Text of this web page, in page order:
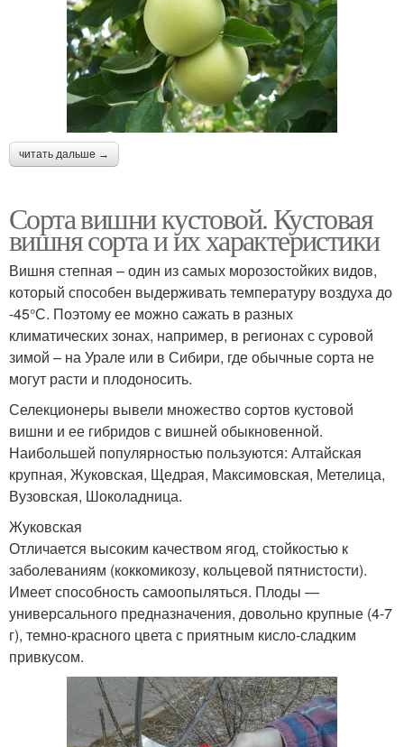
читать дальше →
Сорта вишни кустовой. Кустовая
вишня сорта и их характеристики
Вишня степная – один из самых морозостойких видов,
который способен выдерживать температуру воздуха до
-45°С. Поэтому ее можно сажать в разных
климатических зонах, например, в регионах с суровой
зимой – на Урале или в Сибири, где обычные сорта не
могут расти и плодоносить.
Селекционеры вывели множество сортов кустовой
вишни и ее гибридов с вишней обыкновенной.
Наибольшей популярностью пользуются: Алтайская
крупная, Жуковская, Щедрая, Максимовская, Метелица,
Вузовская, Шоколадница.
Жуковская
Отличается высоким качеством ягод, стойкостью к
заболеваниям (коккомикозу, кольцевой пятнистости).
Имеет способность самоопыляться. Плоды —
универсального предназначения, довольно крупные (4-7
г), темно-красного цвета с приятным кисло-сладким
привкусом.